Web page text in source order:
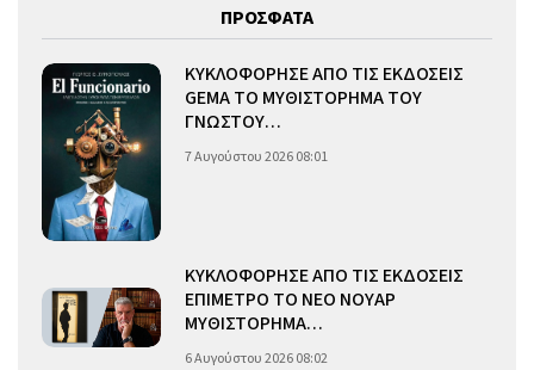
ΠΡΟΣΦΑΤΑ
ΚΥΚΛΟΦΟΡΗΣΕ ΑΠΟ ΤΙΣ ΕΚΔΟΣΕΙΣ
GEMA ΤΟ ΜΥΘΙΣΤΟΡΗΜΑ ΤΟΥ
ΓΝΩΣΤΟΥ…
7 Αυγούστου 2026 08:01
ΚΥΚΛΟΦΟΡΗΣΕ ΑΠΟ ΤΙΣ ΕΚΔΟΣΕΙΣ
ΕΠΙΜΕΤΡΟ ΤΟ ΝΕΟ ΝΟΥΑΡ
ΜΥΘΙΣΤΟΡΗΜΑ…
6 Αυγούστου 2026 08:02